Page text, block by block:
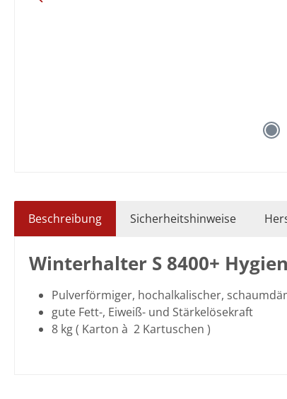
Beschreibung Sicherheitshinweise
Winterhalter S 8400+
Pulverförmiger, hochalkalischer,
gute Fett-, Eiweiß- und Stärkelösekraft
8 kg ( Karton à 2 Kartuschen )